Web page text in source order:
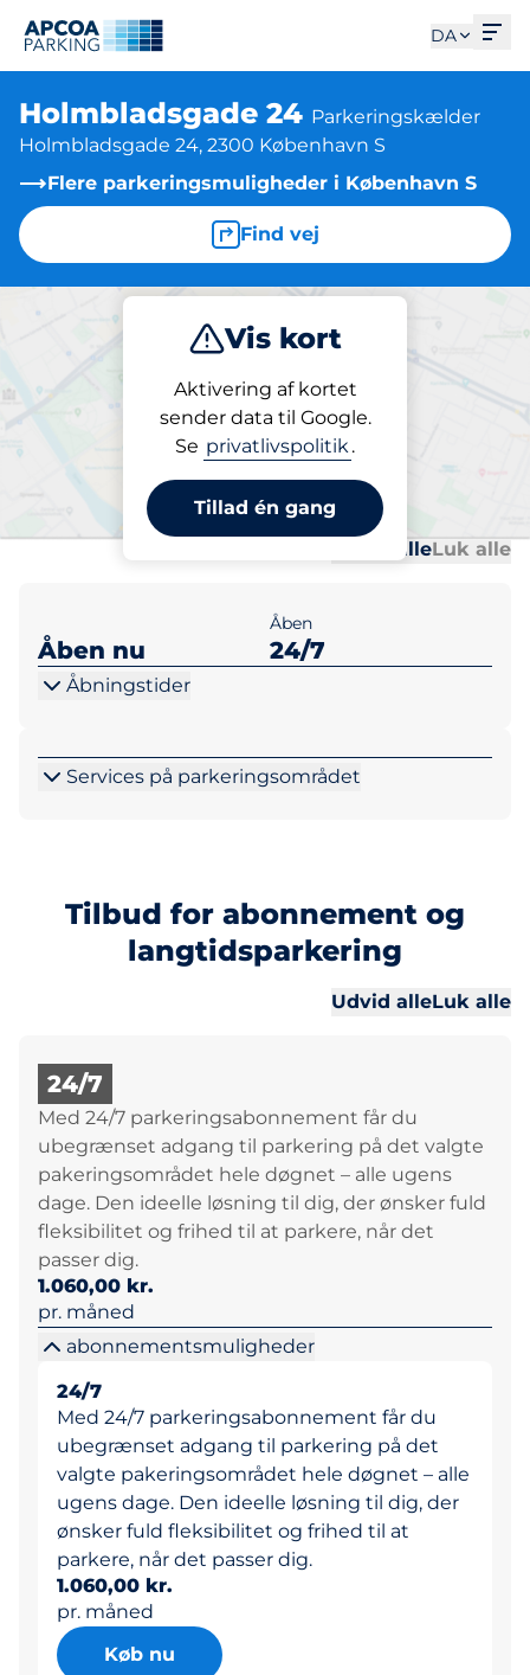
DA
Holmbladsgade 24 Parkeringskælder
Holmbladsgade 24, 2300 København S
Flere parkeringsmuligheder i København S
Find vej
Vis kort
Aktivering af kortet
sender data til Google.
Se privatlivspolitik.
Tillad én gang
Abonnement
Parkeringsabonnement på pladsen
Holmbladsgade 24
Udvid alleLuk alle
Åben nu
Åben
24/7
Åbningstider
Services på parkeringsområdet
Tilbud for abonnement og
langtidsparkering
Udvid alleLuk alle
24/7
Med 24/7 parkeringsabonnement får du
ubegrænset adgang til parkering på det valgte
pakeringsområdet hele døgnet – alle ugens
dage. Den ideelle løsning til dig, der ønsker fuld
fleksibilitet og frihed til at parkere, når det
passer dig.
1.060,00 kr.
pr. måned
abonnementsmuligheder
24/7
Med 24/7 parkeringsabonnement får du
ubegrænset adgang til parkering på det
valgte pakeringsområdet hele døgnet – alle
ugens dage. Den ideelle løsning til dig, der
ønsker fuld fleksibilitet og frihed til at
parkere, når det passer dig.
1.060,00 kr.
pr. måned
Køb nu